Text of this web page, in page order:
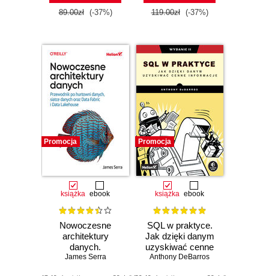
89.00zł (-37%) 119.00zł (-37%)
Promocja
książka ebook
Nowoczesne
architektury
danych.
Przewodnik po
James Serra
Promocja
książka ebook
SQL w praktyce.
Jak dzięki danym
uzyskiwać cenne
informacje.
Anthony DeBarros